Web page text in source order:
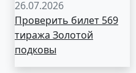
26.07.2026
Проверить билет 569
тиража Золотой
подковы